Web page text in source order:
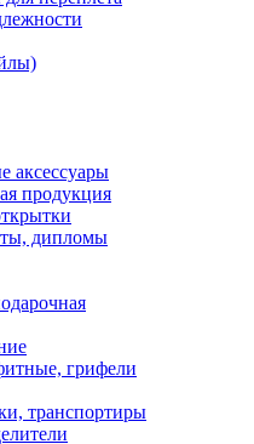
аксессуары
продукция
дипломы
грифели
транспортиры